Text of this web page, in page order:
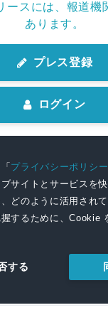
プライバシーポリシー
サイトとサービスを
どのように活用され
するために、Cookie
する
ースには、報道機
あります。
プレス登録
ログイン
と、広報担当者の連絡先や
けに公開する情報が閲覧
プレスリリー
を配信した企業・